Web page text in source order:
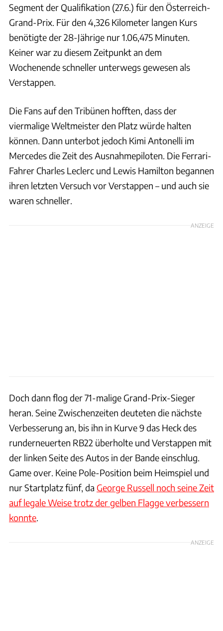
Segment der Qualifikation (27.6.) für den Österreich-
Grand-Prix. Für den 4,326 Kilometer langen Kurs
benötigte der 28-Jährige nur 1.06,475 Minuten.
Keiner war zu diesem Zeitpunkt an dem
Wochenende schneller unterwegs gewesen als
Verstappen.
Die Fans auf den Tribünen hofften, dass der
viermalige Weltmeister den Platz würde halten
können. Dann unterbot jedoch Kimi Antonelli im
Mercedes die Zeit des Ausnahmepiloten. Die Ferrari-
Fahrer Charles Leclerc und Lewis Hamilton begannen
ihren letzten Versuch vor Verstappen – und auch sie
waren schneller.
ANZEIGE
Doch dann flog der 71-malige Grand-Prix-Sieger
heran. Seine Zwischenzeiten deuteten die nächste
Verbesserung an, bis ihn in Kurve 9 das Heck des
runderneuerten RB22 überholte und Verstappen mit
der linken Seite des Autos in der Bande einschlug.
Game over. Keine Pole-Position beim Heimspiel und
nur Startplatz fünf, da George Russell noch seine Zeit
auf legale Weise trotz der gelben Flagge verbessern
konnte.
ANZEIGE